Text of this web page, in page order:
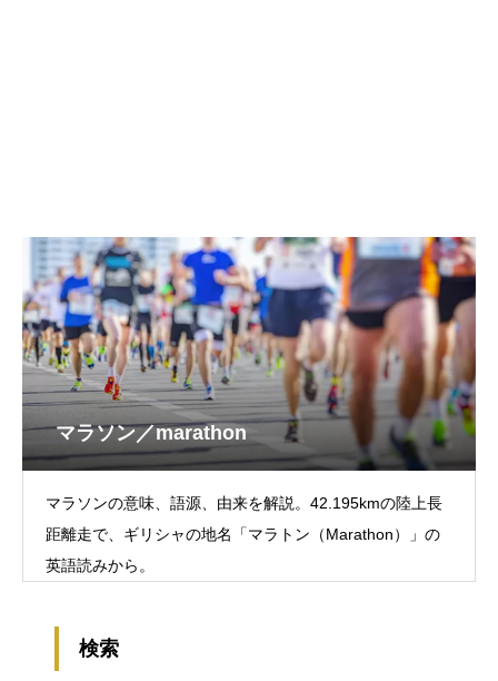
マラソン／marathon
マラソンの意味、語源、由来を解説。42.195kmの陸上長
距離走で、ギリシャの地名「マラトン（Marathon）」の
英語読みから。
検索